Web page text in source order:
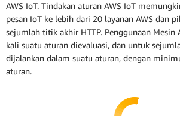
AWS IoT. Tindakan aturan AWS IoT
pesan IoT ke lebih dari 20 layanan AWS dan
sejumlah titik akhir HTTP. Penggunaan Mesin
kali suatu aturan dievaluasi, dan untuk
dijalankan dalam suatu aturan, dengan
aturan.